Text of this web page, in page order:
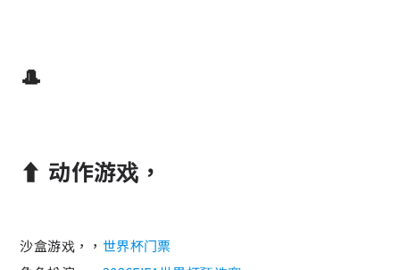
🎩
⬆️ 动作游戏，
沙盒游戏，， 世界杯门票